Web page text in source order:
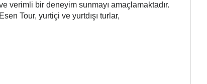
verimli bir deneyim sunmayı amaçlamaktadır.
Esen Tour, yurtiçi ve yurtdışı turlar,